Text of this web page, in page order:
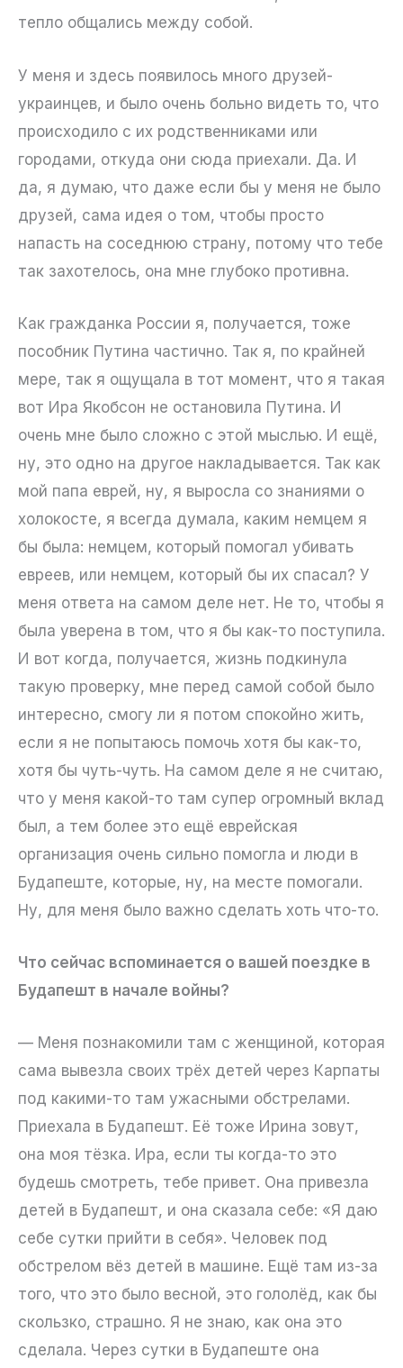
тепло общались между собой.
У меня и здесь появилось много друзей-
украинцев, и было очень больно видеть то, что
происходило с их родственниками или
городами, откуда они сюда приехали. Да. И
да, я думаю, что даже если бы у меня не было
друзей, сама идея о том, чтобы просто
напасть на соседнюю страну, потому что тебе
так захотелось, она мне глубоко противна.
Как гражданка России я, получается, тоже
пособник Путина частично. Так я, по крайней
мере, так я ощущала в тот момент, что я такая
вот Ира Якобсон не остановила Путина. И
очень мне было сложно с этой мыслью. И ещё,
ну, это одно на другое накладывается. Так как
мой папа еврей, ну, я выросла со знаниями о
холокосте, я всегда думала, каким немцем я
бы была: немцем, который помогал убивать
евреев, или немцем, который бы их спасал? У
меня ответа на самом деле нет. Не то, чтобы я
была уверена в том, что я бы как-то поступила.
И вот когда, получается, жизнь подкинула
такую проверку, мне перед самой собой было
интересно, смогу ли я потом спокойно жить,
если я не попытаюсь помочь хотя бы как-то,
хотя бы чуть-чуть. На самом деле я не считаю,
что у меня какой-то там супер огромный вклад
был, а тем более это ещё еврейская
организация очень сильно помогла и люди в
Будапеште, которые, ну, на месте помогали.
Ну, для меня было важно сделать хоть что-то.
Что сейчас вспоминается о вашей поездке в
Будапешт в начале войны?
— Меня познакомили там с женщиной, которая
сама вывезла своих трёх детей через Карпаты
под какими-то там ужасными обстрелами.
Приехала в Будапешт. Её тоже Ирина зовут,
она моя тёзка. Ира, если ты когда-то это
будешь смотреть, тебе привет. Она привезла
детей в Будапешт, и она сказала себе: «Я даю
себе сутки прийти в себя». Человек под
обстрелом вёз детей в машине. Ещё там из-за
того, что это было весной, это гололёд, как бы
скользко, страшно. Я не знаю, как она это
сделала. Через сутки в Будапеште она